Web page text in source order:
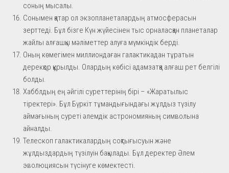
соның мысалы.
Сонымен қатар ол экзопланеталардың атмосферасын
зерттеді. Бұл бізге Күн жүйесінен тыс орналасқан планеталар
жайлы алғашқы мәліметтер алуға мүмкіндік берді.
Оның көмегімен миллиондаған галактикадан тұратын
дерекқор құрылды. Олардың көбісі адамзатқа алғаш рет белгілі
болды.
Хабблдың ең әйгілі суреттерінің бірі – «Жаратылыс
тіректері». Бұл Бүркіт тұмандығындағы жұлдыз түзілу
аймағының суреті әлемдік астрономияның символына
айналды.
Телескоп галактикалардың соқтығысуын және
жұлдыздардың түзілуін бақылады. Бұл деректер Әлем
эволюциясын түсінуге көмектесті.